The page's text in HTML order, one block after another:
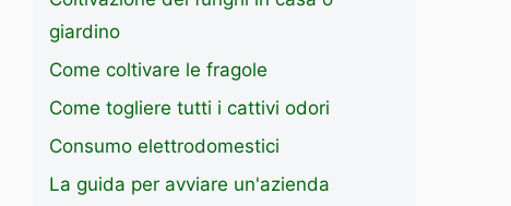
giardino
Come coltivare le fragole
Come togliere tutti i cattivi odori
Consumo elettrodomestici
La guida per avviare un'azienda